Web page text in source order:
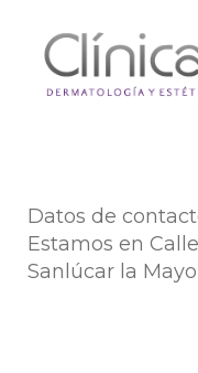
Datos de
Estamos en
Sanlúcar la